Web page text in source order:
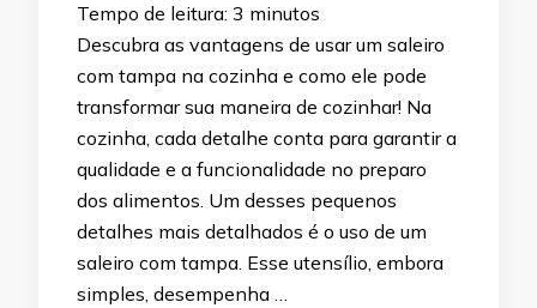
Tempo de leitura: 3 minutos
Descubra as vantagens de usar um saleiro
com tampa na cozinha e como ele pode
transformar sua maneira de cozinhar! Na
cozinha, cada detalhe conta para garantir a
qualidade e a funcionalidade no preparo
dos alimentos. Um desses pequenos
detalhes mais detalhados é o uso de um
saleiro com tampa. Esse utensílio, embora
simples, desempenha …